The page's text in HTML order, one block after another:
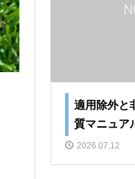
適用除外
質マニュア
2026.07.12